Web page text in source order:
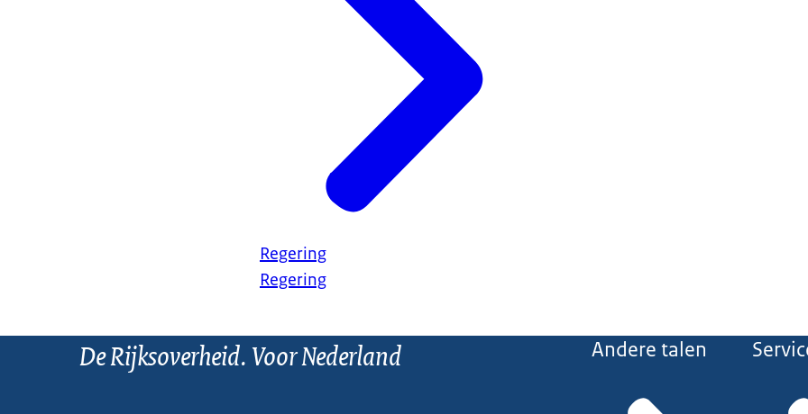
Regering
Regering
De Rijksoverheid. Voor Nederland Andere talen